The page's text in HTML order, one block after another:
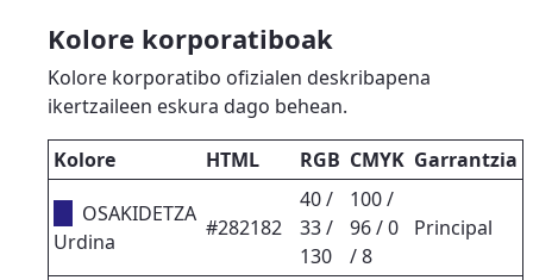
Kolore korporatiboak
Kolore korporatibo ofizialen deskribapena
ikertzaileen eskura dago behean.
Kolore HTML RGB CMYK Garrantzia
OSAKIDETZA
Urdina
#282182
40 /
33 /
130
100 /
96 / 0
/ 8
Principal